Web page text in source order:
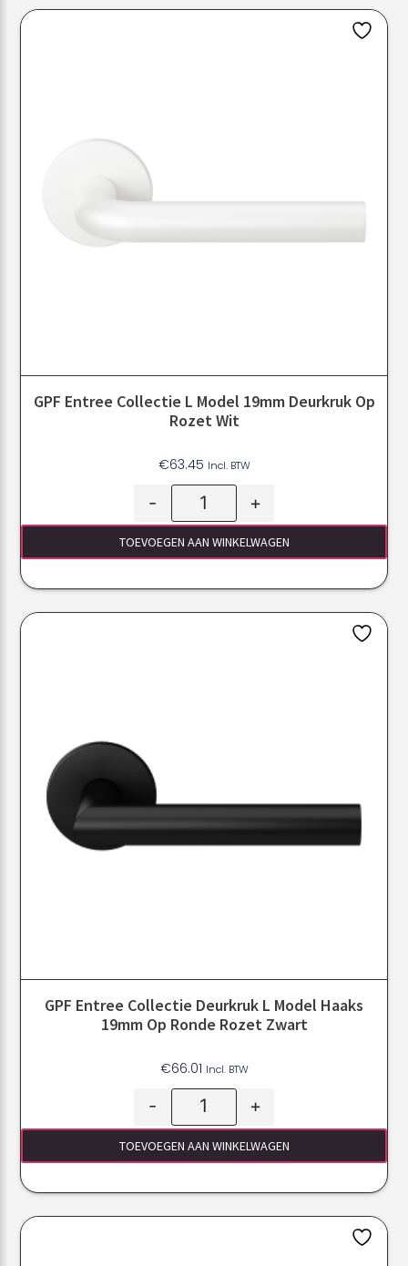
GPF Entree Collectie L Model 19mm Deurkruk Op
Rozet Wit
€63.45 Incl. BTW
- +
TOEVOEGEN AAN WINKELWAGEN
GPF Entree Collectie Deurkruk L Model Haaks
19mm Op Ronde Rozet Zwart
€66.01 Incl. BTW
- +
TOEVOEGEN AAN WINKELWAGEN